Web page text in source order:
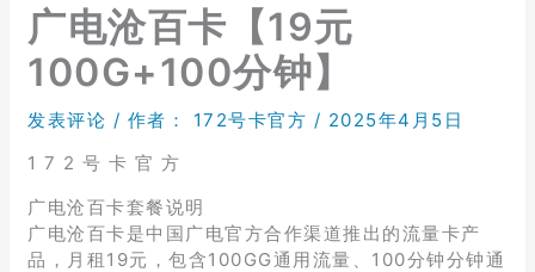
广电沧百卡【19元
100G+100分钟】
发表评论 / 作者： 172号卡官方 / 2025年4月5日
1 7 2 号 卡 官 方
广电沧百卡套餐说明
广电沧百卡是中国广电官方合作渠道推出的流量卡产
品，月租19元，包含100GG通用流量、100分钟分钟通